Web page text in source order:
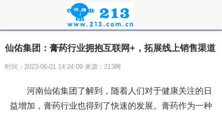
仙佑集团：膏药行业拥抱互联网+，拓展线上销售渠道
时间：2023-06-01 14:24:09 来源：213网
河南仙佑集团了解到，随着人们对于健康关注的日
益增加， 膏药行业也得到了快速的发展。 膏药作为一种